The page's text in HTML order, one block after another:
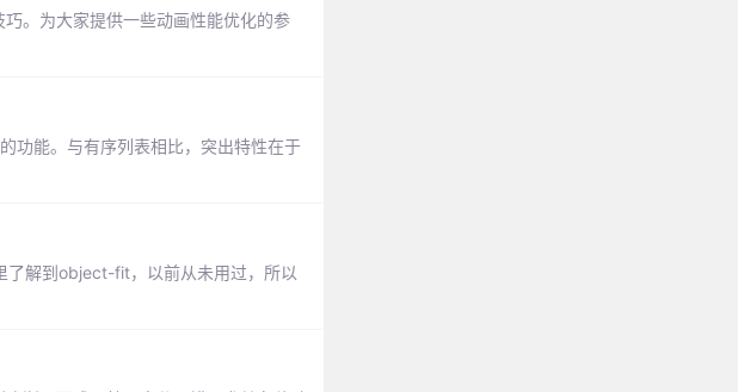
。为大家提供一些动画性能优化的参
功能。与有序列表相比，突出特性在于
了解到object-fit，以前从未用过，所以